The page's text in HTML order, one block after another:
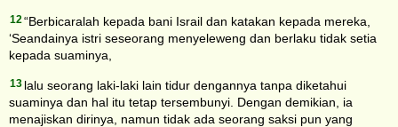
12 “Berbicaralah kepada bani Israil dan katakan kepada mereka,
‘Seandainya istri seseorang menyeleweng dan berlaku tidak setia
kepada suaminya,
13 lalu seorang laki-laki lain tidur dengannya tanpa diketahui
suaminya dan hal itu tetap tersembunyi. Dengan demikian, ia
menajiskan dirinya, namun tidak ada seorang saksi pun yang